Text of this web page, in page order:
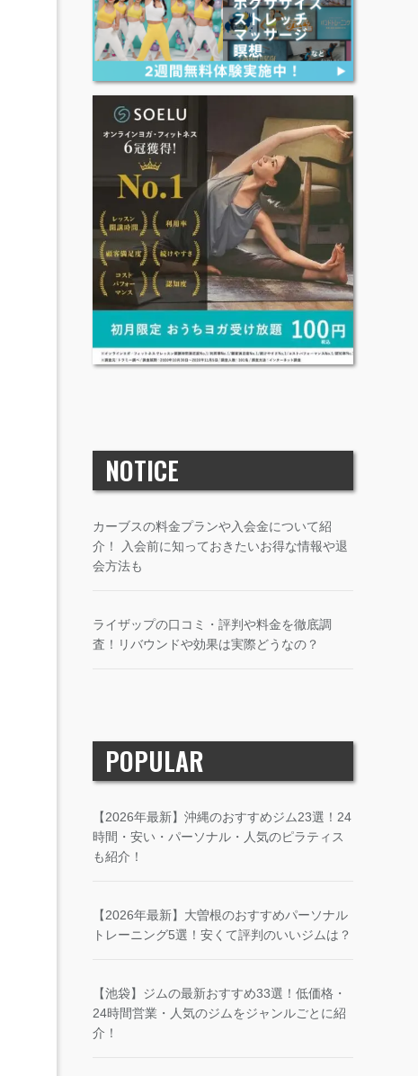
NOTICE
カーブスの料金プランや入会金について紹
介！ 入会前に知っておきたいお得な情報や退
会方法も
ライザップの口コミ・評判や料金を徹底調
査！リバウンドや効果は実際どうなの？
POPULAR
【2026年最新】沖縄のおすすめジム23選！24
時間・安い・パーソナル・人気のピラティス
も紹介！
【2026年最新】大曽根のおすすめパーソナル
トレーニング5選！安くて評判のいいジムは？
【池袋】ジムの最新おすすめ33選！低価格・
24時間営業・人気のジムをジャンルごとに紹
介！